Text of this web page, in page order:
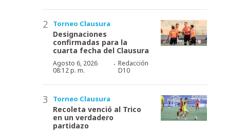
Torneo Clausura
Designaciones
confirmadas para la
cuarta fecha del Clausura
Agosto 6, 2026
08:12 p. m.
· Redacción
D10
Torneo Clausura
Recoleta venció al Trico
en un verdadero
partidazo